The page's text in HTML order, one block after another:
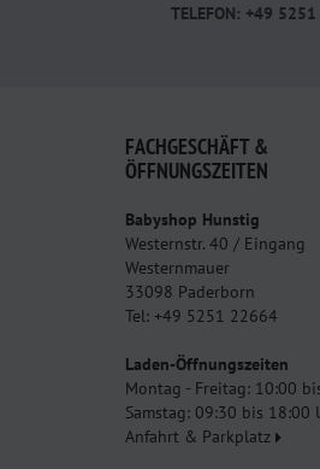
TELEFON: +49
FACHGESCHÄFT &
ÖFFNUNGSZEITEN
Babyshop Hunstig
Westernstr. 40 / Eingang
Westernmauer
33098 Paderborn
Tel: +49 5251 22664
Laden-Öffnungszeiten
Montag - Freitag: 10:00
Samstag: 09:30 bis 18:00
Anfahrt & Parkplatz